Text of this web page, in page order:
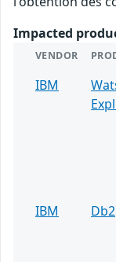
Impacted
VENDOR
IBM
IBM
Db2